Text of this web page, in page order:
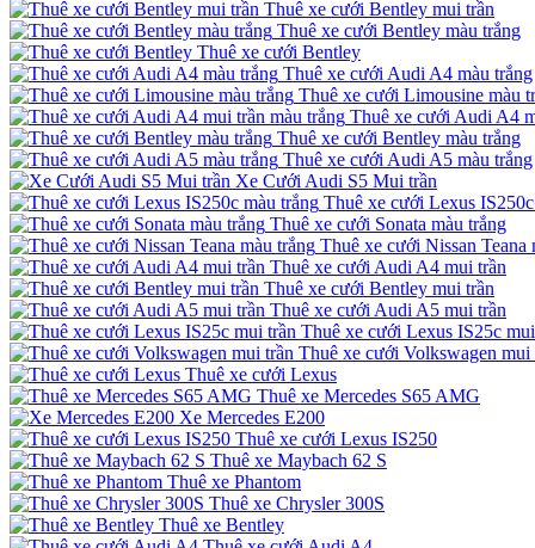
Thuê xe cưới Bentley mui trần
Thuê xe cưới Bentley màu trắng
Thuê xe cưới Bentley
Thuê xe cưới Audi A4 màu trắng
Thuê xe cưới Limousine màu
Thuê xe cưới Audi A4
Thuê xe cưới Bentley màu trắng
Thuê xe cưới Audi A5 màu trắng
Xe Cưới Audi S5 Mui trần
Thuê xe cưới Lexus
Thuê xe cưới Sonata màu trắng
Thuê xe cưới Nissan Teana
Thuê xe cưới Audi A4 mui trần
Thuê xe cưới Bentley mui trần
Thuê xe cưới Audi A5 mui trần
Thuê xe cưới Lexus IS25c
Thuê xe cưới Volkswagen mui
Thuê xe cưới Lexus
Thuê xe Mercedes S65 AMG
Xe Mercedes E200
Thuê xe cưới Lexus IS250
Thuê xe Maybach 62 S
Thuê xe Phantom
Thuê xe Chrysler 300S
Thuê xe Bentley